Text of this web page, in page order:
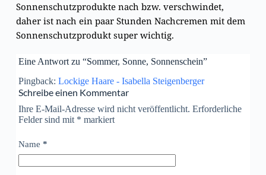
Sonnenschutzprodukte nach bzw. verschwindet,
daher ist nach ein paar Stunden Nachcremen mit dem
Sonnenschutzprodukt super wichtig.
Eine Antwort zu “Sommer, Sonne, Sonnenschein”
Pingback: Lockige Haare - Isabella Steigenberger
Schreibe einen Kommentar
Ihre E-Mail-Adresse wird nicht veröffentlicht. Erforderliche
Felder sind mit * markiert
Name *